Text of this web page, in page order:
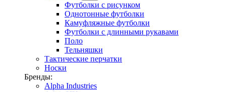
Футболки с рисунком
Однотонные футболки
Камуфляжные футболки
Футболки с длинными рукавами
Поло
Тельняшки
Тактические перчатки
Носки
Бренды:
Alpha Industries